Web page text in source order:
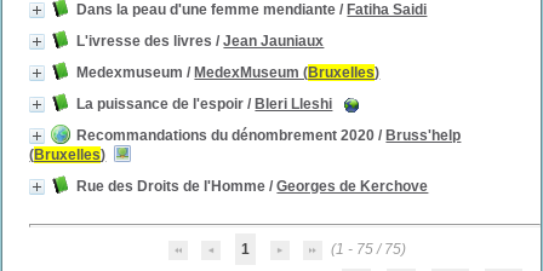
Dans la peau d'une femme mendiante / Fatiha Saidi
L'ivresse des livres /Jean Jauniaux
Medexmuseum / MedexMuseum (Bruxelles)
La puissance de l'espoir / Bleri Lleshi
Recommandations du dénombrement 2020 / Bruss'help
(Bruxelles)
Rue des Droits de l'Homme /Georges de Kerchove
1 (1 - 75 / 75)